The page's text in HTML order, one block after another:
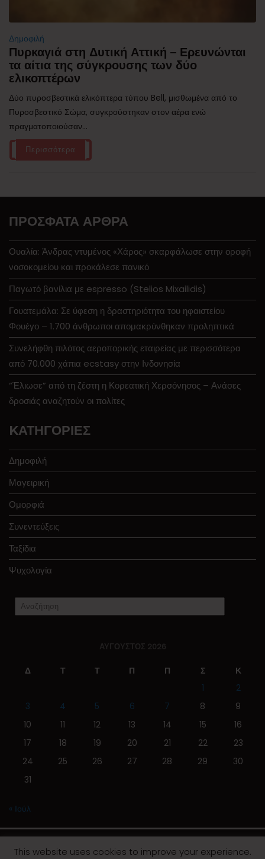
Δημοφιλή
Πυρκαγιά στη Δυτική Αττική – Ερευνώνται
τα αίτια της σύγκρουσης των δύο
ελικοπτέρων
Δύο πυροσβεστικά ελικόπτερα τύπου Bell, μισθωμένα από το
Πυροσβεστικό Σώμα, συγκρούστηκαν στον αέρα ενώ
πραγματοποιούσαν...
Περισσότερα
ΠΡΌΣΦΑΤΑ ΆΡΘΡΑ
Ουαλία: Άνδρας ντυμένος «Χάρος» σκαρφάλωσε στην οροφή
νοσοκομείου και προκάλεσε πανικό
Παγωτό βανίλια με espresso (Stelios Mixailidis)
Γουατεμάλα: Σε ύφεση η δραστηριότητα του ηφαιστείου
Φουέγο – 1.700 άνθρωποι απομακρύνθηκαν προληπτικά
Συνελήφθη πιλότος αεροπορικής εταιρείας με περισσότερα
από 70.000 χάπια ecstasy στην Ινδονησία
“Έλιωσε” από τη ζέστη η Κορεατική Χερσόνησος – Ανάσες
δροσιάς αναζητούν οι πολίτες
KΑΤΗΓΟΡΊΕΣ
Δημοφιλή
Μαγειρική
Ομορφιά
Συνεντεύξεις
Ταξίδια
Ψυχολογία
ΑΎΓΟΥΣΤΟΣ 2026
Δ Τ Τ Π Π Σ
Κ
1
2
3
4 5 6 7 8
9
10
11 12 13 14 15
16
17
18 19 20 21 22
23
24
25 26 27 28 29
30
31
« Ιούλ
This website uses cookies to improve your experience.